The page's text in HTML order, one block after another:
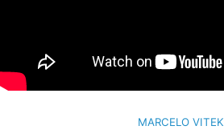
MARCELO VITEK